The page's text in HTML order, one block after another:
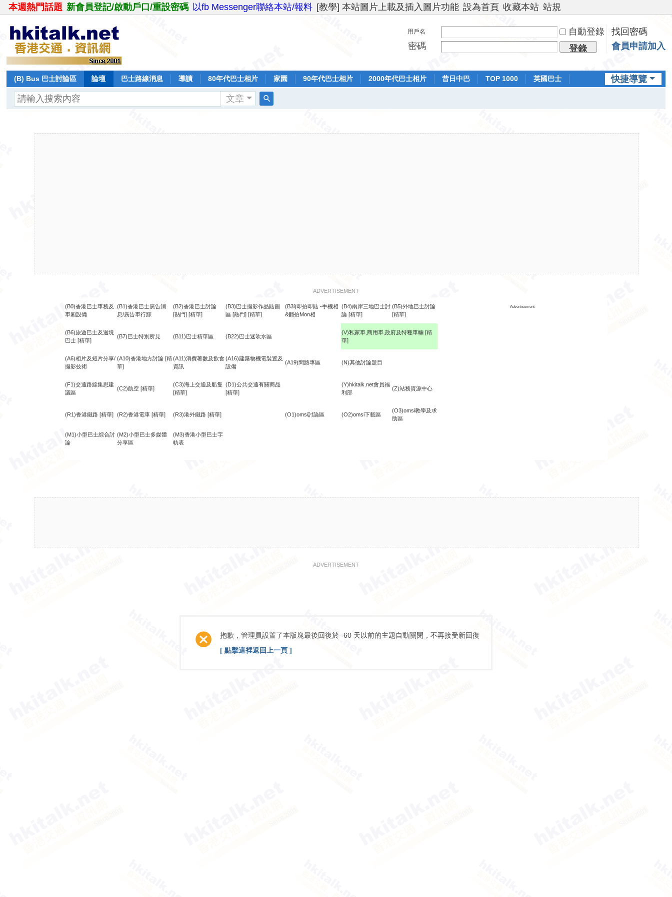
本週熱門話題 新會員登記/啟動戶口/重設密碼 以fb Messenger聯絡本站/報料 [教學] 本站圖片上載及插入圖片功能 設為首頁 收藏本站 站規
用戶名 自動登錄
找回密碼
密碼
登錄 會員申請加入
快捷導覽
(B) Bus 巴士討論區 論壇 巴士路線消息 導讀 80年代巴士相片 家園 90年代巴士相片 2000年代巴士相片 昔日中巴 TOP 1000
英國巴士
文章
ADVERTISEMENT
(B0)香港巴士車務及
車廂設備
(B1)香港巴士廣告消
息/廣告車行踪
(B2)香港巴士討論
[熱門] [精華]
(B3)巴士攝影作品貼圖
區 [熱門] [精華]
(B3i)即拍即貼 -手機相
&翻拍Mon相
(B4)兩岸三地巴士討
論 [精華]
(B5)外地巴士討論
[精華]
Advertisement
(B6)旅遊巴士及過境
巴士 [精華]
(B7)巴士特別所見 (B11)巴士精華區 (B22)巴士迷吹水區
(V)私家車,商用車,政府及特種車輛 [精
華]
(A6)相片及短片分享/
攝影技術
(A10)香港地方討論 [精
華]
(A11)消費著數及飲食
資訊
(A16)建築物機電裝置及
設備
(A19)問路專區 (N)其他討論題目
(F1)交通路線集思建
議區
(C2)航空 [精華]
(C3)海上交通及船隻
[精華]
(D1)公共交通有關商品
[精華]
(Y)hkitalk.net會員福
利部
(Z)站務資源中心
(R1)香港鐵路 [精華] (R2)香港電車 [精華] (R3)港外鐵路 [精華] (O1)omsi討論區 (O2)omsi下載區
(O3)omsi教學及求
助區
(M1)小型巴士綜合討
論
(M2)小型巴士多媒體
分享區
(M3)香港小型巴士字
軌表
ADVERTISEMENT
抱歉，管理員設置了本版塊最後回復於 -60 天以前的主題自動關閉，不再接受新回復
[ 點擊這裡返回上一頁 ]